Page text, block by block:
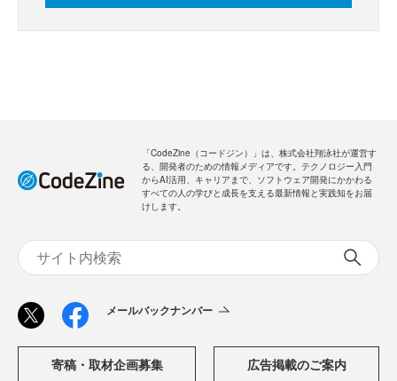
「CodeZine（コードジン）」は、株式会社翔泳社が運営す
る、開発者のための情報メディアです。テクノロジー入門
からAI活用、キャリアまで、ソフトウェア開発にかかわる
すべての人の学びと成長を支える最新情報と実践知をお届
けします。
メールバックナンバー
寄稿・取材企画募集 広告掲載のご案内